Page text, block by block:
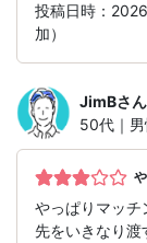
投稿日時：
加）
JimBさん
50代｜男
やっぱりマッチ
先をいきなり渡